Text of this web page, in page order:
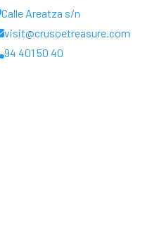
Calle Areatza s/n
visit@crusoetreasure.com
94 401 50 40